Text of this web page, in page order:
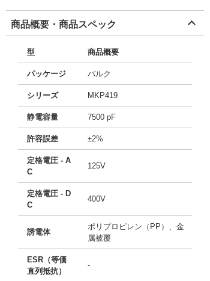
商品概要・商品スペック
型 商品概要
パッケージ バルク
シリーズ MKP419
静電容量 7500 pF
許容誤差 ±2%
定格電圧 - A
C
125V
定格電圧 - D
C
400V
誘電体
ポリプロピレン（PP）、金
属被覆
ESR（等価
直列抵抗）
-